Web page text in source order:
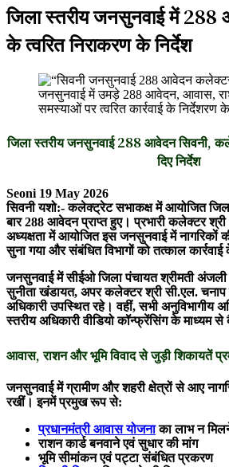
जिला स्तरीय जनसुनवाई में
के त्वरित निराकरण के निर्देश
जनसुनवाई में उमड़े 288 आवेदन, आवास,
समस्याओं पर त्वरित कार्रवाई के निर्देशरण के
जिला स्तरीय जनसुनवाई 288 आवेदन सिवनी,
दिए निर्देश
Seoni 19 May 2026
सिवनी यशो:- कलेक्ट्रेट सभाकक्ष में आयोजित
बार 288 आवेदन प्राप्त हुए। प्रभारी कलेक्टर श्री
अध्यक्षता में आयोजित इस जनसुनवाई में नागरिकों
सुना गया और संबंधित विभागों को तत्काल कार्रवाई
जनसुनवाई में सीईओ जिला पंचायत श्रीमती
सुनीता खंडायत, अपर कलेक्टर श्री सी.एल. चनाप
अधिकारी उपस्थित रहे। वहीं, सभी अनुविभागीय
स्तरीय अधिकारी वीडियो कॉन्फ्रेंसिंग के माध्यम
आवास, राशन और भूमि विवाद से जुड़ी शिकायतें
जनसुनवाई में ग्रामीण और शहरी क्षेत्रों से आए
रखीं। इनमें प्रमुख रूप से:
प्रधानमंत्री आवास योजनाका लाभ न
राशन कार्ड बनवाने एवं सुधार की मांग
भूमि सीमांकन एवं पट्टा संबंधित प्रकरण